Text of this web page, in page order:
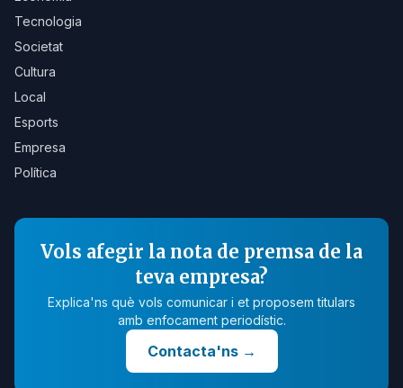
Tecnologia
Societat
Cultura
Local
Esports
Empresa
Política
Vols afegir la nota de premsa de la
teva empresa?
Explica'ns què vols comunicar i et proposem titulars
amb enfocament periodístic.
Contacta'ns→